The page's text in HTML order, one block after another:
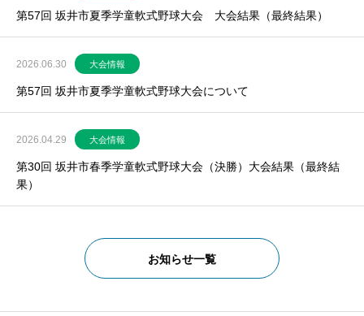
第57回 坂井市夏季学童軟式野球大会 大会結果（最終結果）
2026.06.30 大会情報
第57回 坂井市夏季学童軟式野球大会について
2026.04.29 大会情報
第30回 坂井市春季学童軟式野球大会（決勝）大会結果（最終結
果）
お知らせ一覧